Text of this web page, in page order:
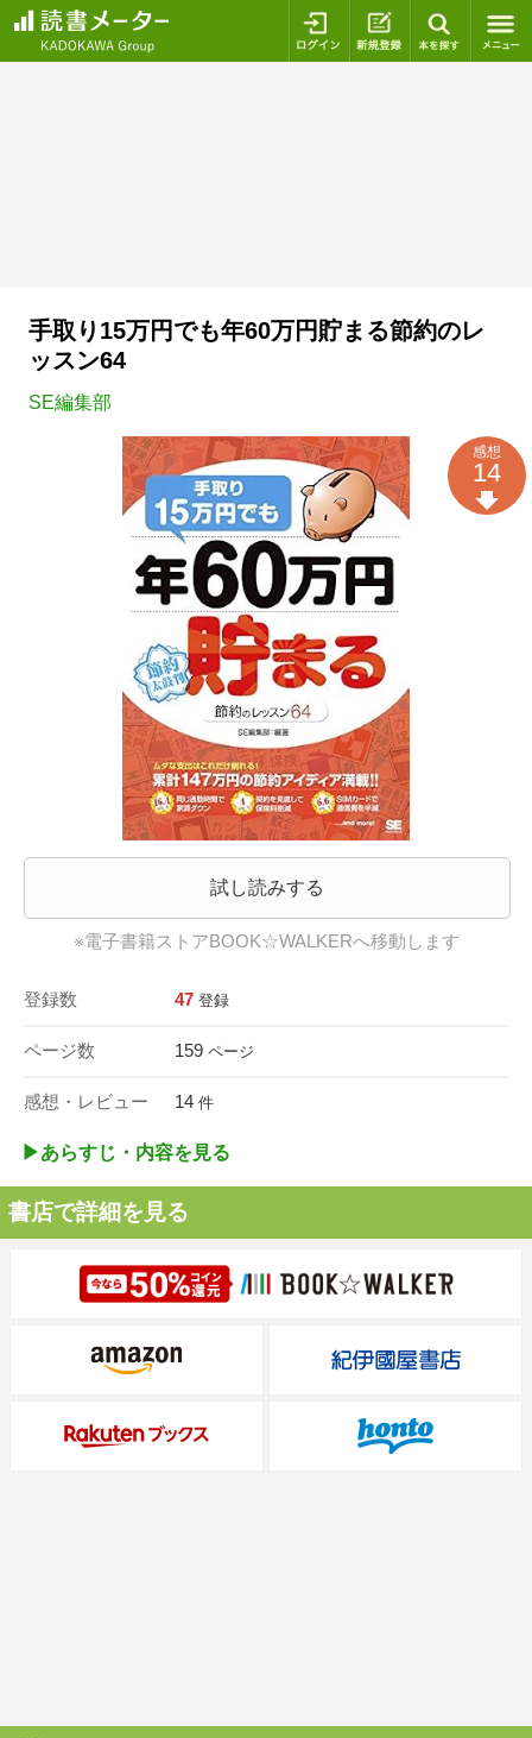
ログイン 新規登録
手取り15万円でも年60万円貯まる節約のレ
ッスン64
SE編集部
試し読みする
※電子書籍ストアBOOK☆WALKERへ移動します
登録数 47 登録
ページ数 159 ページ
感想・レビュー 14 件
感想
14
▶︎あらすじ・内容を見る
書店で詳細を見る